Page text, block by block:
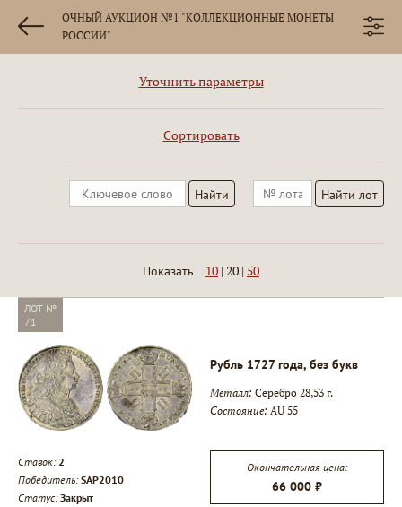
ОЧНЫЙ АУКЦИОН №1 "КОЛЛЕКЦИОННЫЕ МОНЕТЫ
РОССИИ"
Уточнить параметры
Сортировать
Показать 10 | 20 | 50
ЛОТ №
71
Рубль 1727 года, без букв
Металл: Серебро 28,53 г.
Состояние: AU 55
Ставок:2
Победитель: SAP2010
Статус:Закрыт
Окончательная цена:
66 000 ₽